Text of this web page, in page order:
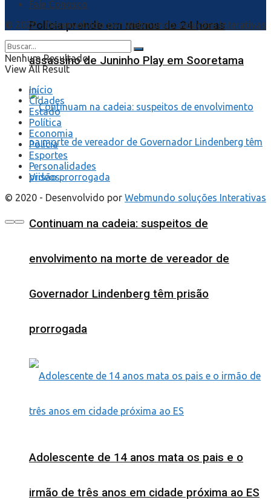
Polícia prende em menos de 24 horas
assassino de Juninho Play em Sooretama
Continuam na cadeia: suspeitos de
envolvimento na morte de vereador de
Governador Lindenberg têm prisão
prorrogada
Adolescente de 14 anos mata os pais e o
irmão de três anos em cidade próxima ao ES
Fale Conosco
© 2020 - Desenvolvido por Webmundo soluções Interativas
Nenhum Resultado
View All Result
Início
Cidades
Estado
Política
Economia
Polícia
Esportes
Personalidades
Videos
© 2020 - Desenvolvido por Webmundo soluções Interativas